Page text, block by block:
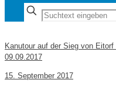
Kanutour auf der Sieg von
09.09.2017
15. September 2017